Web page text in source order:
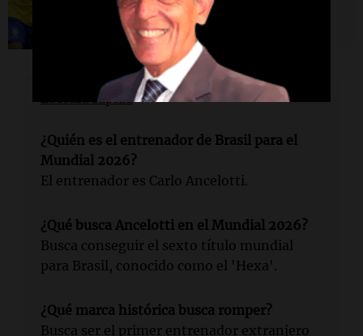
Lectura rápida
¿Quién es el entrenador de Brasil para el
Mundial 2026?
El entrenador es Carlo Ancelotti.
¿Qué busca Ancelotti en el Mundial 2026?
Busca conseguir el sexto título mundial
para Brasil, conocido como el 'Hexa'.
¿Qué marca histórica busca romper?
Busca ser el primer entrenador extranjero